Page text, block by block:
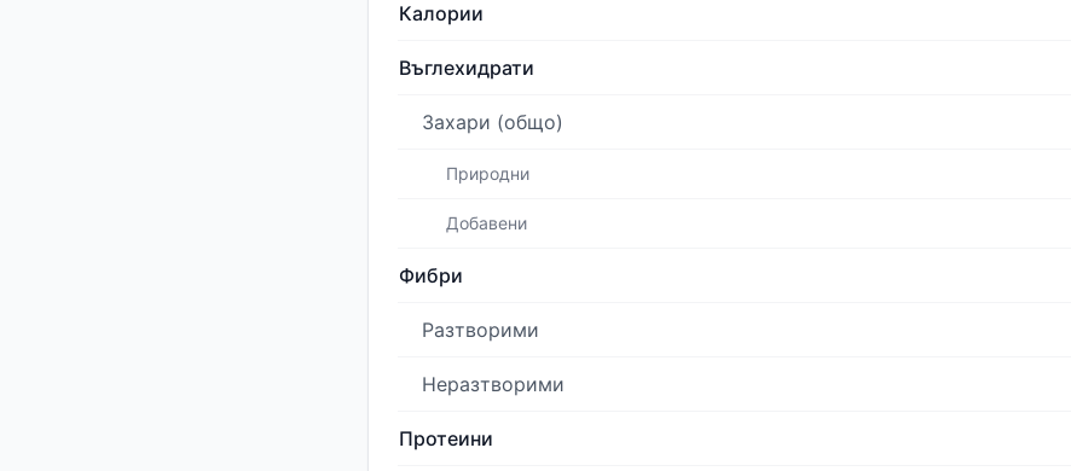
Калории
Въглехидрати
Захари (общо)
Природни
Добавени
Фибри
Разтворими
Неразтворими
Протеини